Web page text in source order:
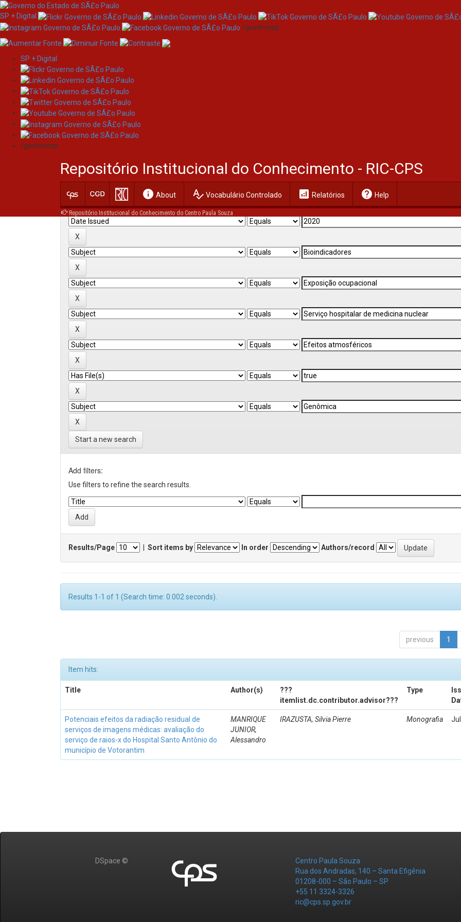
Skip
navigation
SP + Digital
/governosp
SP + Digital
/governosp
Repositório Institucional do Conhecimento - RIC-CPS
info About spellcheck Vocabulário Controlado analytics Relatórios help Help
Repositório Institucional do Conhecimento do Centro Paula Souza
Search
Current filters:
Start a new search
Add filters:
Use filters to refine the search results.
Results/Page Sort items by In order Authors/record
Results 1-1 of 1 (Search time: 0.002 seconds).
previous 1
Item hits:
Title Author(s)
???
itemlist.dc.contributor.advisor???
Type
Potenciais efeitos da radiação residual de
serviços de imagens médicas: avaliação do
serviço de raios-x do Hospital Santo Antônio do
município de Votorantim
MANRIQUE
JUNIOR,
Alessandro
IRAZUSTA, Silvia Pierre Monografia
DSpace ©
Centro Paula Souza
Rua dos Andradas, 140 – Santa Efigênia
01208-000 – São Paulo – SP
+55 11 3324-3326
ric@cps.sp.gov.br